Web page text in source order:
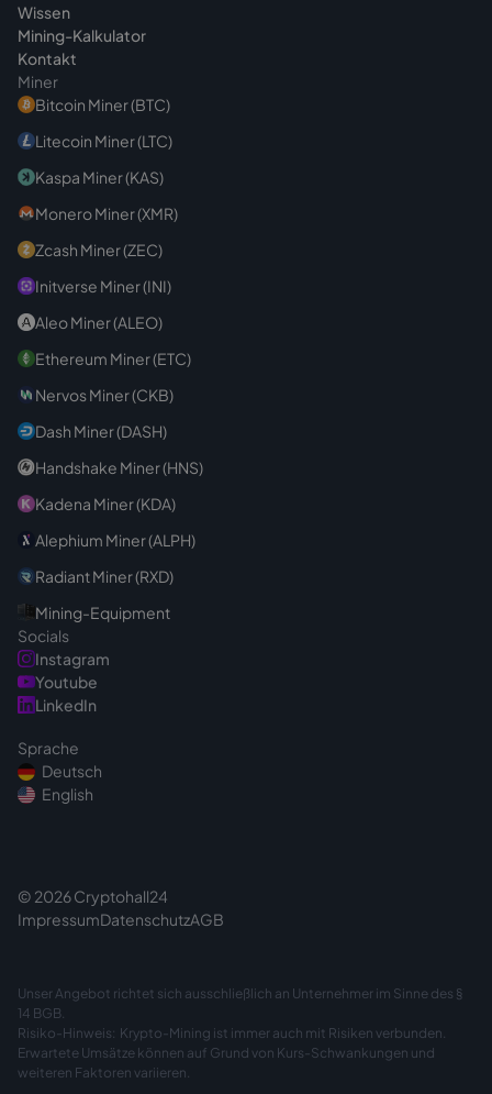
Wissen
Mining-Kalkulator
Kontakt
Miner
Bitcoin Miner (BTC)
Litecoin Miner (LTC)
Kaspa Miner (KAS)
Monero Miner (XMR)
Zcash Miner (ZEC)
Initverse Miner (INI)
Aleo Miner (ALEO)
Ethereum Miner (ETC)
Nervos Miner (CKB)
Dash Miner (DASH)
Handshake Miner (HNS)
Kadena Miner (KDA)
Alephium Miner (ALPH)
Radiant Miner (RXD)
Mining-Equipment
Socials
Instagram
Youtube
LinkedIn
Sprache
Deutsch
English
© 2026 Cryptohall24
ImpressumDatenschutzAGB
Unser Angebot richtet sich ausschließlich an Unternehmer im Sinne des §
14 BGB.
Risiko-Hinweis: Krypto-Mining ist immer auch mit Risiken verbunden.
Erwartete Umsätze können auf Grund von Kurs-Schwankungen und
weiteren Faktoren variieren.